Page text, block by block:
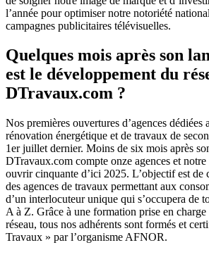
l’année pour optimiser notre notoriété
campagnes publicitaires télévisuelles.
Quelques mois après son
est le développement du
DTravaux.com ?
Nos premières ouvertures d’agences dédiées
rénovation énergétique et de travaux de
1er juillet dernier. Moins de six mois après
DTravaux.com compte onze agences et notre
ouvrir cinquante d’ici 2025. L’objectif est de
des agences de travaux permettant aux
d’un interlocuteur unique qui s’occupera de
A à Z. Grâce à une formation prise en charge
réseau, tous nos adhérents sont formés et
Travaux » par l’organisme AFNOR.